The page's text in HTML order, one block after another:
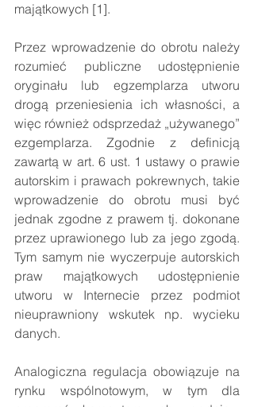
majątkowych [1].
Przez wprowadzenie do obrotu należy
rozumieć publiczne udostępnienie
oryginału lub egzemplarza utworu
drogą przeniesienia ich własności, a
więc również odsprzedaż „używanego”
ezgemplarza. Zgodnie z definicją
zawartą w art. 6 ust. 1 ustawy o prawie
autorskim i prawach pokrewnych, takie
wprowadzenie do obrotu musi być
jednak zgodne z prawem tj. dokonane
przez uprawionego lub za jego zgodą.
Tym samym nie wyczerpuje autorskich
praw majątkowych udostępnienie
utworu w Internecie przez podmiot
nieuprawniony wskutek np. wycieku
danych.
Analogiczna regulacja obowiązuje na
rynku wspólnotowym, w tym dla